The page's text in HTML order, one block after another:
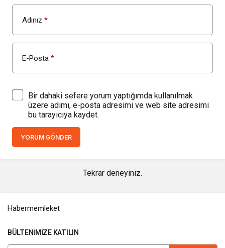
Adınız *
E-Posta *
Bir dahaki sefere yorum yaptığımda kullanılmak
üzere adımı, e-posta adresimi ve web site adresimi
bu tarayıcıya kaydet.
YORUM GÖNDER
Tekrar deneyiniz.
Habermemleket
BÜLTENIMIZE KATILIN